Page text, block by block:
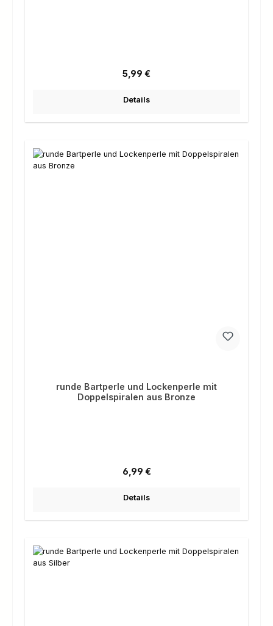
Regulärer Preis:
5,99 €
Details
runde Bartperle und Lockenperle mit
Doppelspiralen aus Bronze
Regulärer Preis:
6,99 €
Details